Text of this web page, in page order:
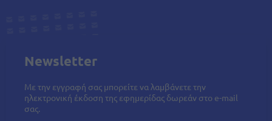
Newsletter
Με την εγγραφή σας μπορείτε να λαμβάνετε την
ηλεκτρονική έκδοση της εφημερίδας δωρεάν στο e-mail
σας.